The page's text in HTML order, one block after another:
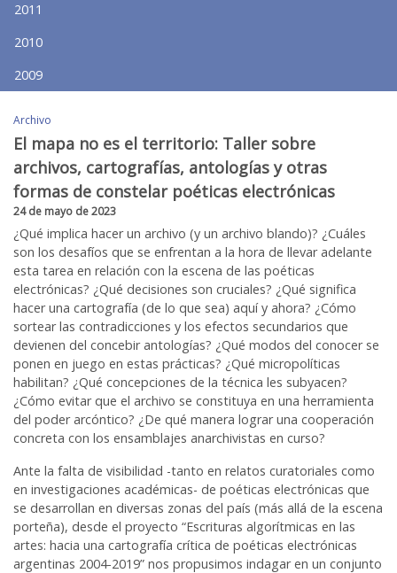
2011
2010
2009
Archivo
El mapa no es el territorio: Taller sobre
archivos, cartografías, antologías y otras
formas de constelar poéticas electrónicas
24 de mayo de 2023
¿Qué implica hacer un archivo (y un archivo blando)? ¿Cuáles
son los desafíos que se enfrentan a la hora de llevar adelante
esta tarea en relación con la escena de las poéticas
electrónicas? ¿Qué decisiones son cruciales? ¿Qué significa
hacer una cartografía (de lo que sea) aquí y ahora? ¿Cómo
sortear las contradicciones y los efectos secundarios que
devienen del concebir antologías? ¿Qué modos del conocer se
ponen en juego en estas prácticas? ¿Qué micropolíticas
habilitan? ¿Qué concepciones de la técnica les subyacen?
¿Cómo evitar que el archivo se constituya en una herramienta
del poder arcóntico? ¿De qué manera lograr una cooperación
concreta con los ensamblajes anarchivistas en curso?
Ante la falta de visibilidad -tanto en relatos curatoriales como
en investigaciones académicas- de poéticas electrónicas que
se desarrollan en diversas zonas del país (más allá de la escena
porteña), desde el proyecto “Escrituras algorítmicas en las
artes: hacia una cartografía crítica de poéticas electrónicas
argentinas 2004-2019” nos propusimos indagar en un conjunto